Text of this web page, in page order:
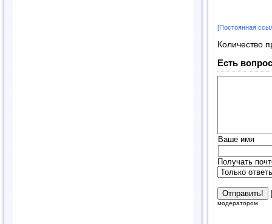
[Постоянная
Количество
Есть
Ваше имя
Получать
модератором.